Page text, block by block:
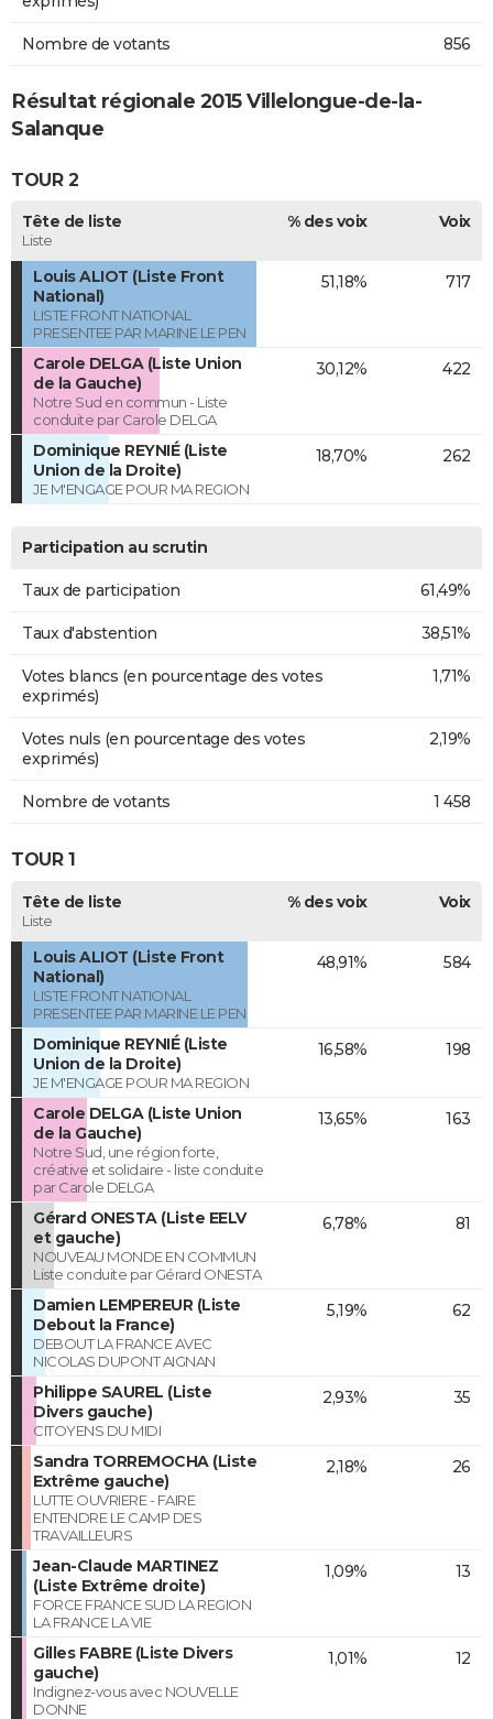
Nombre de votants 856
Résultat régionale 2015 Villelongue-de-la-
Salanque
TOUR 2
Tête de liste
Liste
% des voix Voix
Louis ALIOT (Liste Front
National)
LISTE FRONT NATIONAL
PRESENTEE PAR MARINE LE PEN
51,18% 717
Carole DELGA (Liste Union
de la Gauche)
Notre Sud en commun - Liste
conduite par Carole DELGA
30,12% 422
Dominique REYNIÉ (Liste
Union de la Droite)
JE M'ENGAGE POUR MA REGION
18,70% 262
Participation au scrutin
Taux de participation 61,49%
Taux d'abstention 38,51%
Votes blancs (en pourcentage des votes
exprimés)
1,71%
Votes nuls (en pourcentage des votes
exprimés)
2,19%
Nombre de votants 1 458
TOUR 1
Tête de liste
Liste
% des voix Voix
Louis ALIOT (Liste Front
National)
LISTE FRONT NATIONAL
PRESENTEE PAR MARINE LE PEN
48,91% 584
Dominique REYNIÉ (Liste
Union de la Droite)
JE M'ENGAGE POUR MA REGION
16,58% 198
Carole DELGA (Liste Union
de la Gauche)
Notre Sud, une région forte,
créative et solidaire - liste conduite
par Carole DELGA
13,65% 163
Gérard ONESTA (Liste EELV
et gauche)
NOUVEAU MONDE EN COMMUN
Liste conduite par Gérard ONESTA
6,78% 81
Damien LEMPEREUR (Liste
Debout la France)
DEBOUT LA FRANCE AVEC
NICOLAS DUPONT AIGNAN
5,19% 62
Philippe SAUREL (Liste
Divers gauche)
CITOYENS DU MIDI
2,93% 35
Sandra TORREMOCHA (Liste
Extrême gauche)
LUTTE OUVRIERE - FAIRE
ENTENDRE LE CAMP DES
TRAVAILLEURS
2,18% 26
Jean-Claude MARTINEZ
(Liste Extrême droite)
FORCE FRANCE SUD LA REGION
LA FRANCE LA VIE
1,09% 13
Gilles FABRE (Liste Divers
gauche)
Indignez-vous avec NOUVELLE
DONNE
1,01% 12